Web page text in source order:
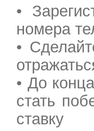
•
номера
•
• До
стать
ставку